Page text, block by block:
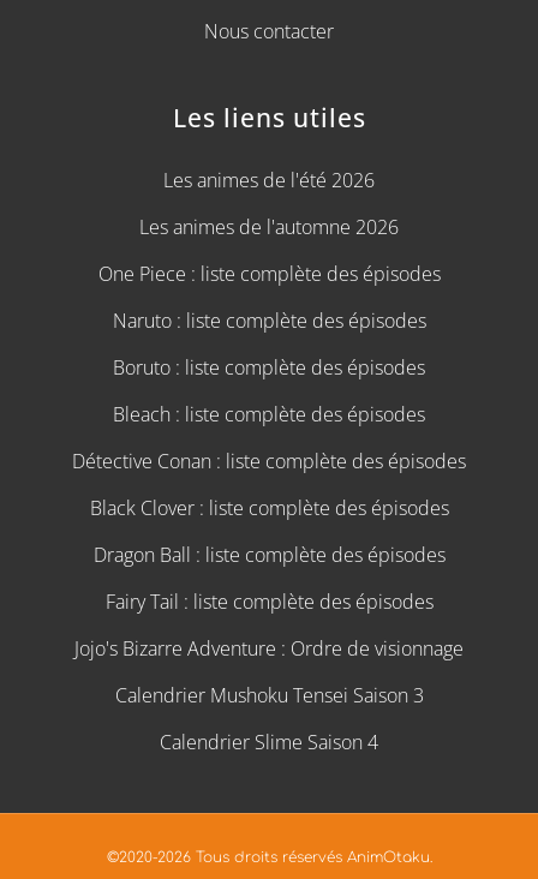
Nous contacter
Les liens utiles
Les animes de l'été 2026
Les animes de l'automne 2026
One Piece : liste complète des épisodes
Naruto : liste complète des épisodes
Boruto : liste complète des épisodes
Bleach : liste complète des épisodes
Détective Conan : liste complète des épisodes
Black Clover : liste complète des épisodes
Dragon Ball : liste complète des épisodes
Fairy Tail : liste complète des épisodes
Jojo's Bizarre Adventure : Ordre de visionnage
Calendrier Mushoku Tensei Saison 3
Calendrier Slime Saison 4
©2020-2026 Tous droits réservés AnimOtaku.